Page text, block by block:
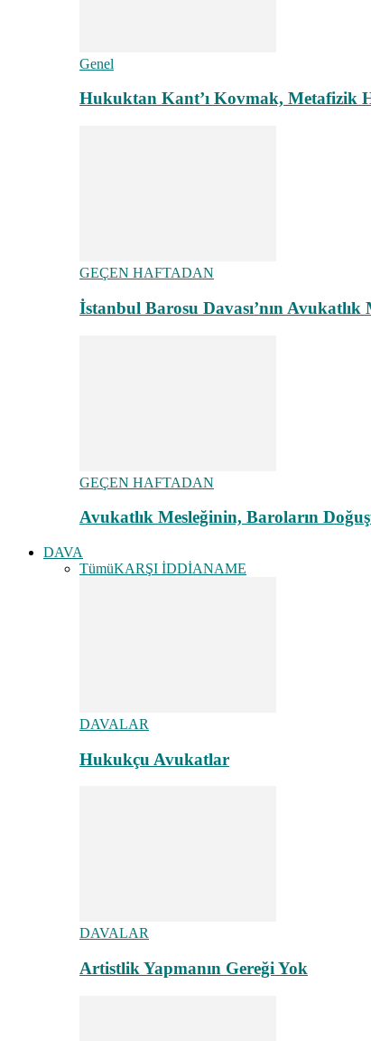
Genel
Hukuktan Kant’ı Kovmak, Metafizik
GEÇEN HAFTADAN
İstanbul Barosu Davası’nın
GEÇEN HAFTADAN
Avukatlık Mesleğinin, Baroların
DAVA
TümüKARŞI İDDİANAME
DAVALAR
Hukukçu Avukatlar
DAVALAR
Artistlik Yapmanın Gereği Yok